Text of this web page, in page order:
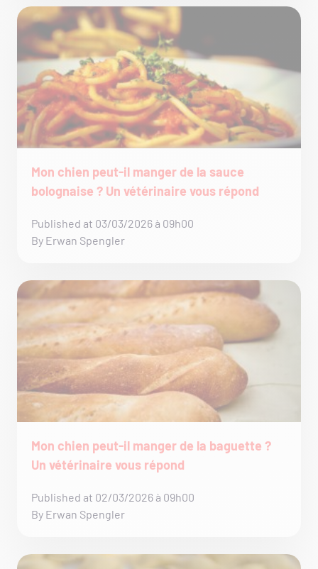
Mon chien peut-il manger de la sauce
bolognaise ? Un vétérinaire vous répond
Published at 03/03/2026 à 09h00
By Erwan Spengler
Mon chien peut-il manger de la baguette ?
Un vétérinaire vous répond
Published at 02/03/2026 à 09h00
By Erwan Spengler